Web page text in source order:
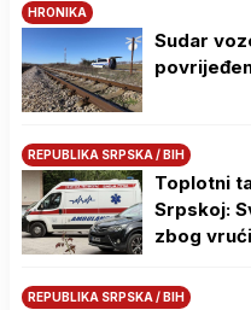
HRONIKA
Sudar
REPUBLIKA SRPSKA / BIH
Toplotni
Srpskoj:
zbog
REPUBLIKA SRPSKA / BIH